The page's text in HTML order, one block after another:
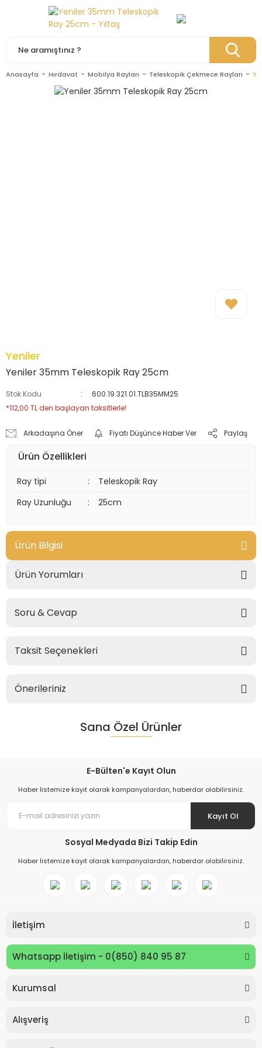
Anasayfa Hırdavat Mobilya Rayları Teleskopik Çekmece Rayları
Yeniler
Yeniler 35mm Teleskopik Ray 25cm
Stok Kodu
600.19.321.01.TLB35MM25
*112,00 TL den başlayan taksitlerle!
Arkadaşına Öner Fiyatı Düşünce Haber Ver Paylaş
Ürün Özellikleri
Ray tipi :
Teleskopik Ray
Ray Uzunluğu
: 25cm
Ürün Bilgisi
Ürün Yorumları
Soru & Cevap
Taksit Seçenekleri
Önerileriniz
Sana Özel Ürünler
E-Bülten'e Kayıt Olun
Haber listemize kayıt olarak kampanyalardan, haberdar olabilirsiniz.
Kayıt Ol
Sosyal Medyada Bizi Takip Edin
Haber listemize kayıt olarak kampanyalardan, haberdar olabilirsiniz.
İletişim
Whatsapp İletişim - 0(850) 840 95 87
Kurumsal
Alışveriş